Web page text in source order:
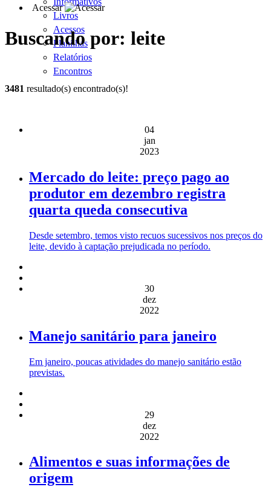
Livros
Acessos
Planilhas
Relatórios
Encontros
Acessar
Buscando por: leite
3481 resultado(s) encontrado(s)!
04
jan
2023
Mercado do leite: preço pago ao
produtor em dezembro registra
quarta queda consecutiva
Desde setembro, temos visto recuos sucessivos nos preços do
leite, devido à captação prejudicada no período.
30
dez
2022
Manejo sanitário para janeiro
Em janeiro, poucas atividades do manejo sanitário estão
previstas.
29
dez
2022
Alimentos e suas informações de
origem